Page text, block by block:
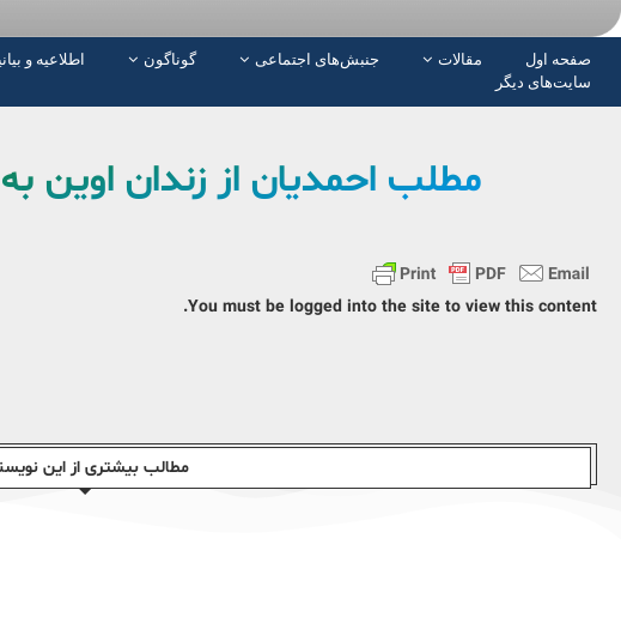
صفحە اول مقالات جنبش‌های اجتماعی گوناگون اطلاعیه و
سایت‌های دیگر
مطلب احمدیان از زندان اوین
You must be logged into the site to view this content.
مطالب بیشتری از این